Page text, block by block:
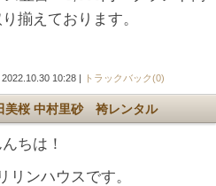
揃えております。
2022.10.30 10:28 | トラックバック(0)
美桜 中村里砂 袴レンタル
ちは！
リンハウスです。